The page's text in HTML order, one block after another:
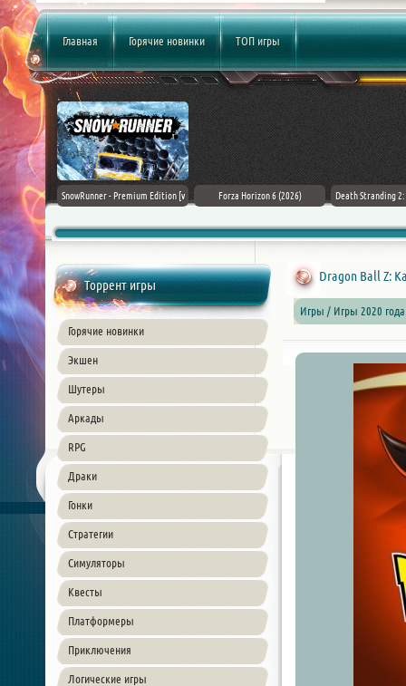
Главная Горячие новинки ТОП игры
Flag
PC
SnowRunner - Premium Edition [v
Forza Horizon 6 (2026) Death Stranding
Торрент игры
Горячие новинки
Экшен
Шутеры
Аркады
RPG
Драки
Гонки
Стратегии
Симуляторы
Квесты
Платформеры
Приключения
Логические игры
Dragon Ball Z:
Игры / Игры 2020